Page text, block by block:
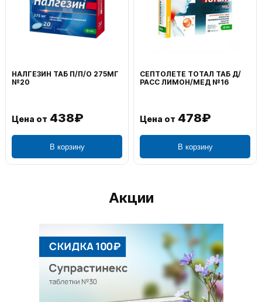
НАЛГЕЗИН ТАБ П/П/О 275МГ
№20
Цена от 438₽
В корзину
СЕПТОЛЕТЕ ТОТАЛ ТАБ Д/
РАСС ЛИМОН/МЕД №16
Цена от 478₽
В корзину
Акции